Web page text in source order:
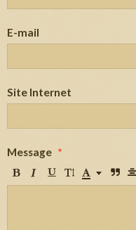
E-mail
Site Internet
Message